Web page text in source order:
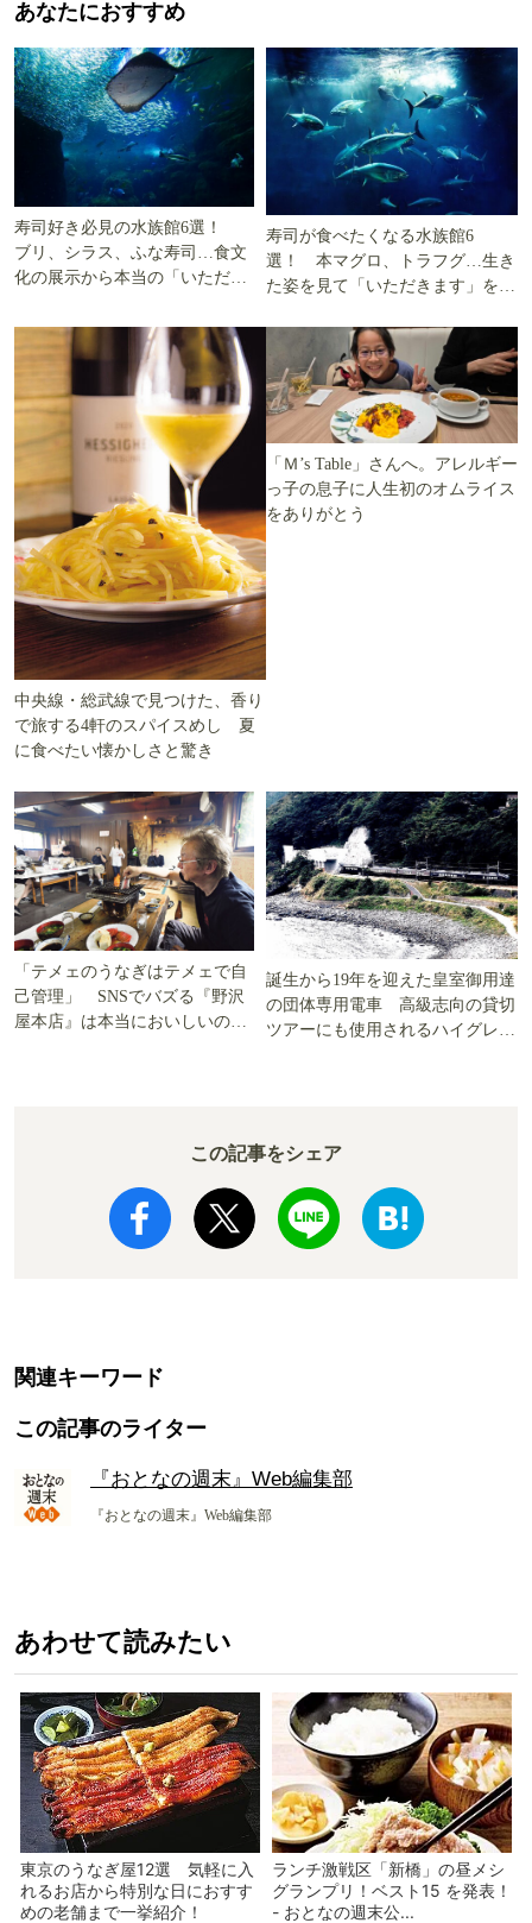
あなたにおすすめ
寿司好き必見の水族館6選！
ブリ、シラス、ふな寿司…食文
化の展示から本当の「いただき
寿司が食べたくなる水族館6
選！ 本マグロ、トラフグ…生き
た姿を見て「いただきます」を考
中央線・総武線で見つけた、香り
で旅する4軒のスパイスめし 夏
に食べたい懐かしさと驚き
「Ｍ’s Table」さんへ。アレルギー
っ子の息子に人生初のオムライス
をありがとう
「テメェのうなぎはテメェで自
己管理」 SNSでバズる『野沢
屋本店』は本当においしいの
誕生から19年を迎えた皇室御用達
の団体専用電車 高級志向の貸切
ツアーにも使用されるハイグレー
この記事をシェア
関連キーワード
この記事のライター
『おとなの週末』Web編集部
『おとなの週末』Web編集部
あわせて読みたい
東京のうなぎ屋12選 気軽に入
れるお店から特別な日におすす
めの老舗まで一挙紹介！
ランチ激戦区「新橋」の昼メシ
グランプリ！ベスト15 を発表！
- おとなの週末公...